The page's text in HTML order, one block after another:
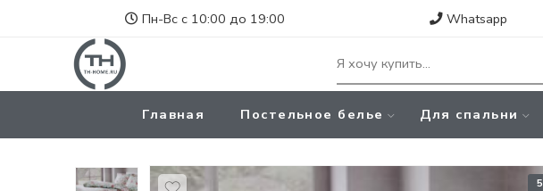
Пн-Вс с 10:00 до 19:00 Whatsapp
Главная Постельное белье Для спальни